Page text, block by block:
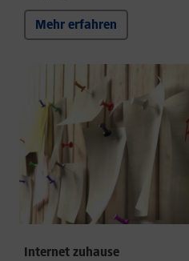
Mehr erfahren
Internet zuhause